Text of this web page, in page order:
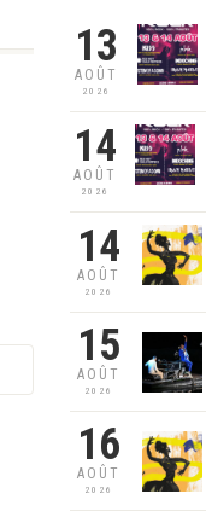
13
AOÛT
2026
14
AOÛT
2026
14
AOÛT
2026
15
AOÛT
2026
16
AOÛT
2026